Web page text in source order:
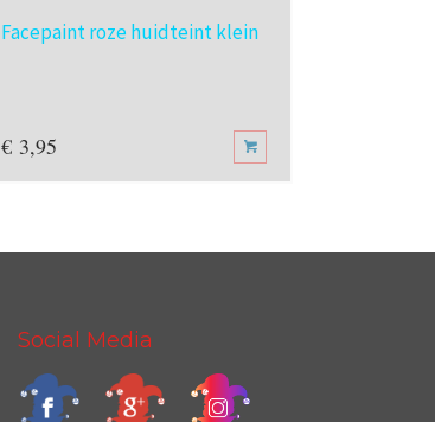
Facepaint roze huidteint klein
€ 3,95
Social Media